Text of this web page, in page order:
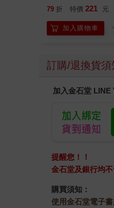
79 折 特價 221 元
加入購物車
訂購/退換貨須
加入金石堂 LINE
提醒您！！
金石堂及銀行均
購買須知：
使用金石堂電子